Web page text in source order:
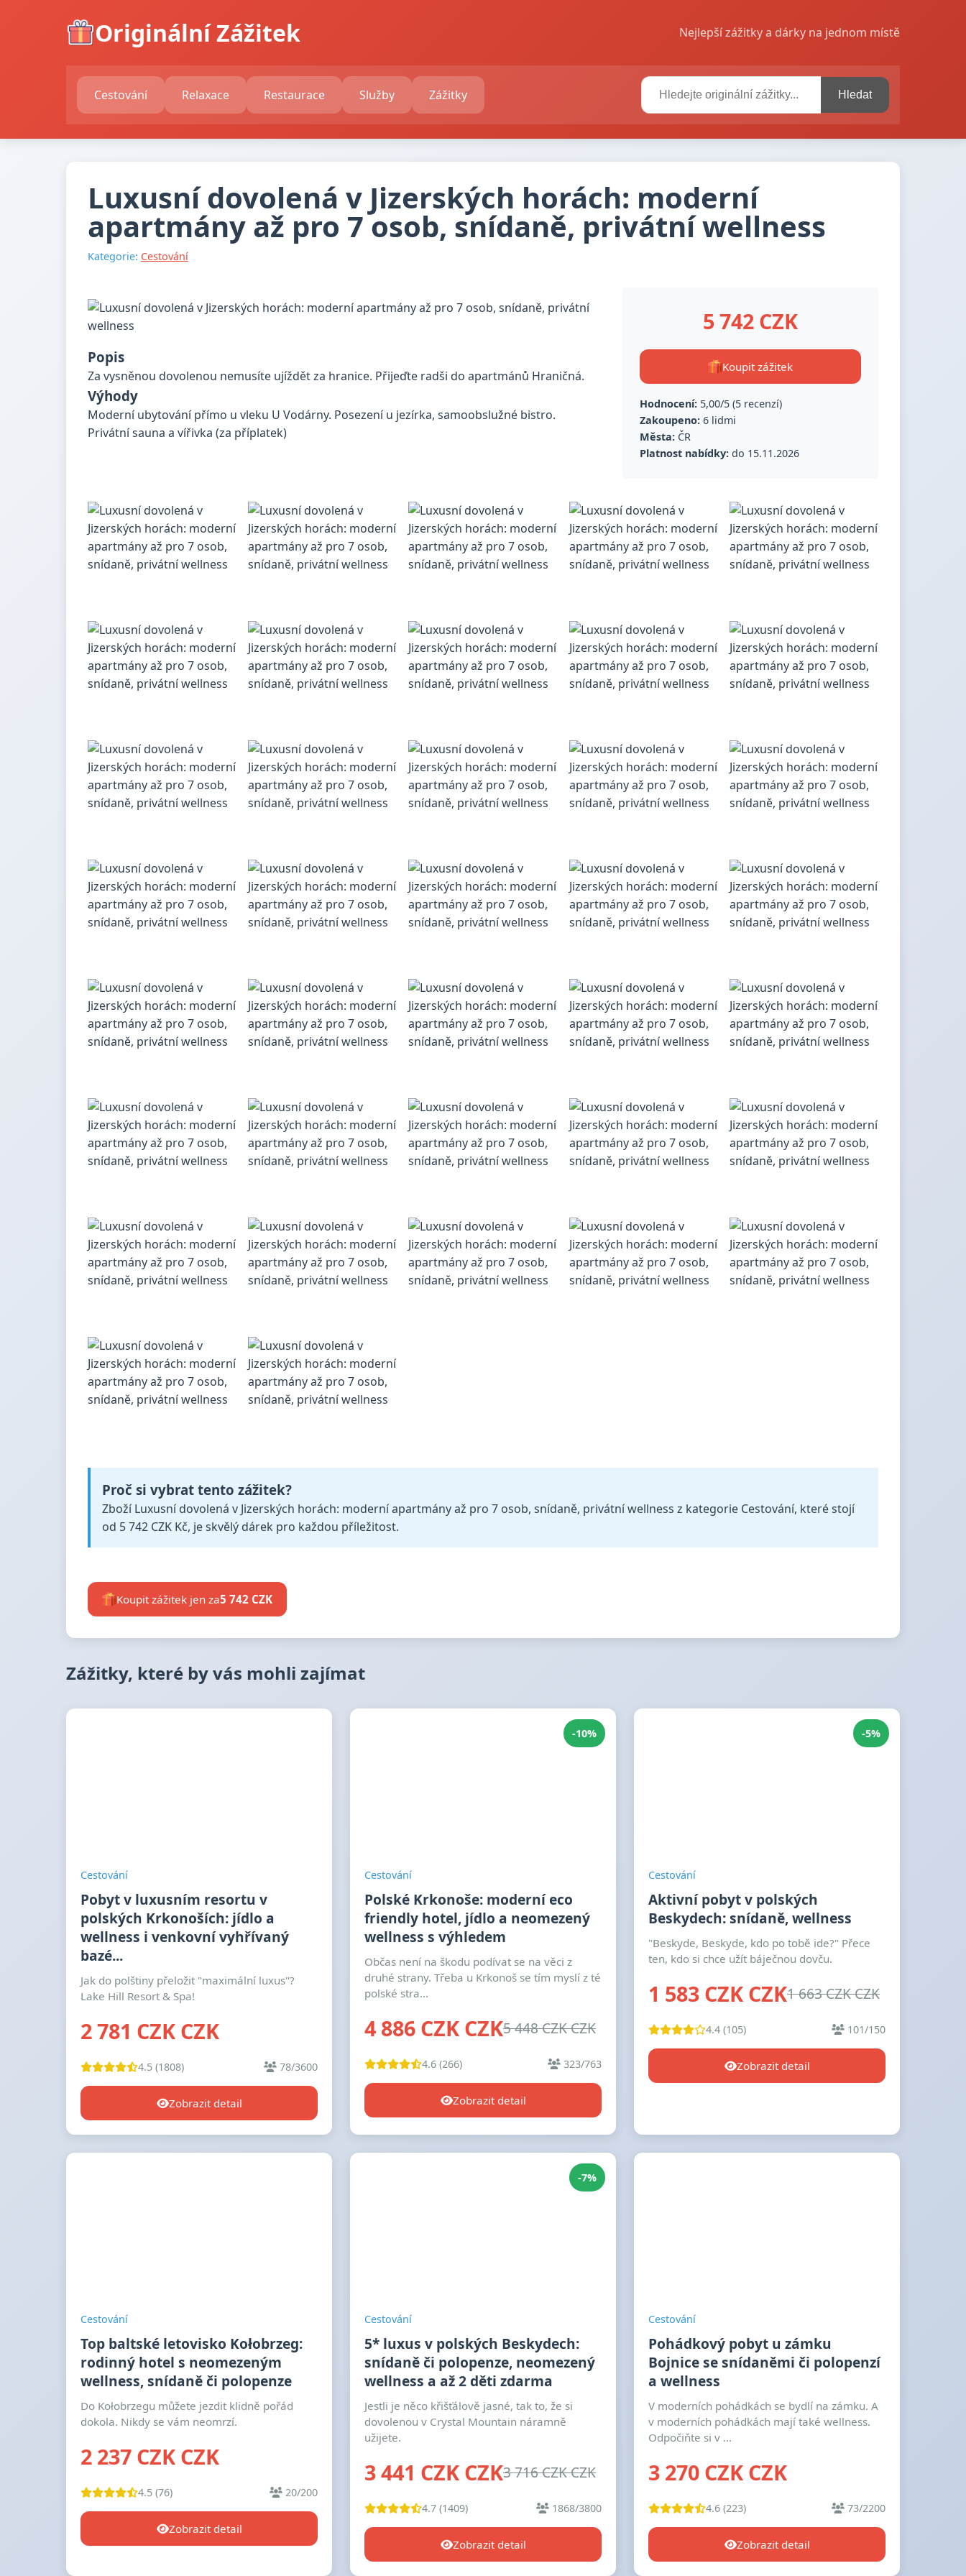
Originální Zážitek Nejlepší zážitky a dárky na jednom místě
Cestování Relaxace Restaurace Služby Zážitky Hledat
Luxusní dovolená v Jizerských horách: moderní
apartmány až pro 7 osob, snídaně, privátní wellness
Kategorie: Cestování
Popis
Za vysněnou dovolenou nemusíte ujíždět za hranice. Přijeďte radši do apartmánů Hraničná.
Výhody
Moderní ubytování přímo u vleku U Vodárny. Posezení u jezírka, samoobslužné bistro.
Privátní sauna a vířivka (za příplatek)
5 742 CZK
Koupit zážitek
Hodnocení: 5,00/5 (5 recenzí)
Zakoupeno: 6 lidmi
Města: ČR
Platnost nabídky: do 15.11.2026
Proč si vybrat tento zážitek?
Zboží Luxusní dovolená v Jizerských horách: moderní apartmány až pro 7 osob, snídaně, privátní wellness z kategorie Cestování, které stojí
od 5 742 CZK Kč, je skvělý dárek pro každou příležitost.
Koupit zážitek jen za5 742 CZK
Zážitky, které by vás mohli zajímat
Cestování
Pobyt v luxusním resortu v
polských Krkonoších: jídlo a
wellness i venkovní vyhřívaný
bazé...
Jak do polštiny přeložit "maximální luxus"?
Lake Hill Resort & Spa!
2 781 CZK CZK
4.5 (1808) 78/3600
Zobrazit detail
-10%
Cestování
Polské Krkonoše: moderní eco
friendly hotel, jídlo a neomezený
wellness s výhledem
Občas není na škodu podívat se na věci z
druhé strany. Třeba u Krkonoš se tím myslí z té
polské stra...
4 886 CZK CZK5 448 CZK CZK
4.6 (266) 323/763
Zobrazit detail
-5%
Cestování
Aktivní pobyt v polských
Beskydech: snídaně, wellness
"Beskyde, Beskyde, kdo po tobě ide?" Přece
ten, kdo si chce užít báječnou dovču.
1 583 CZK CZK1 663 CZK CZK
4.4 (105) 101/150
Zobrazit detail
Cestování
Top baltské letovisko Kołobrzeg:
rodinný hotel s neomezeným
wellness, snídaně či polopenze
Do Kołobrzegu můžete jezdit klidně pořád
dokola. Nikdy se vám neomrzí.
2 237 CZK CZK
4.5 (76) 20/200
Zobrazit detail
-7%
Cestování
5* luxus v polských Beskydech:
snídaně či polopenze, neomezený
wellness a až 2 děti zdarma
Jestli je něco křišťálově jasné, tak to, že si
dovolenou v Crystal Mountain náramně
užijete.
3 441 CZK CZK3 716 CZK CZK
4.7 (1409) 1868/3800
Zobrazit detail
Cestování
Pohádkový pobyt u zámku
Bojnice se snídaněmi či polopenzí
a wellness
V moderních pohádkách se bydlí na zámku. A
v moderních pohádkách mají také wellness.
Odpočiňte si v ...
3 270 CZK CZK
4.6 (223) 73/2200
Zobrazit detail